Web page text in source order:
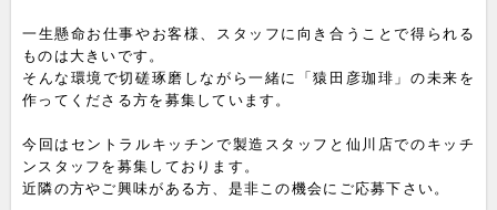
一生懸命お仕事やお客様、スタッフに向き合うことで得られる
ものは大きいです。
そんな環境で切磋琢磨しながら一緒に「猿田彦珈琲」の未来を
作ってくださる方を募集しています。
今回はセントラルキッチンで製造スタッフと仙川店でのキッチ
ンスタッフを募集しております。
近隣の方やご興味がある方、是非この機会にご応募下さい。